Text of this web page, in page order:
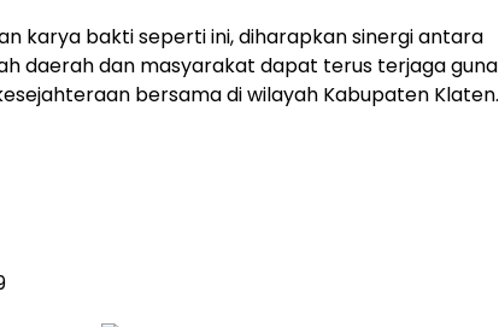
karya bakti seperti ini, diharapkan sinergi antara
daerah dan masyarakat dapat terus terjaga guna
bersama di wilayah Kabupaten Klaten.